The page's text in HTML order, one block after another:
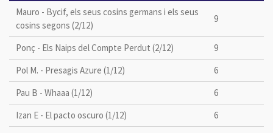
Mauro - Bycif, els seus cosins germans i els seus
cosins segons (2/12)
9
Ponç - Els Naips del Compte Perdut (2/12)
9
Pol M. - Presagis Azure (1/12)
6
Pau B - Whaaa (1/12)
6
Izan E - El pacto oscuro (1/12)
6